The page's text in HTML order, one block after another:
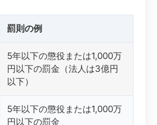
罰則の例
5年以下の懲役または1,000万
円以下の罰金（法人は3億円
以下）
5年以下の懲役または1,000万
円以下の罰金